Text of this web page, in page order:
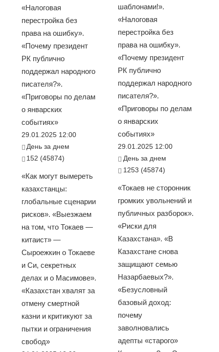
«Налоговая
перестройка без
права на ошибку».
«Почему президент
РК публично
поддержал народного
писателя?».
«Приговоры по делам
о январских
событиях»
29.01.2025 12:00
День за днем
152 (45874)
«Как могут вымереть
казахстанцы:
глобальные сценарии
рисков». «Выезжаем
на том, что Токаев —
китаист» —
Сыроежкин о Токаеве
и Си, секретных
делах и о Масимове».
«Казахстан хвалят за
отмену смертной
казни и критикуют за
пытки и ограничения
свобод»
шаблонами!».
«Налоговая
перестройка без
права на ошибку».
«Почему президент
РК публично
поддержал народного
писателя?».
«Приговоры по делам
о январских
событиях»
29.01.2025 12:00
День за днем
1253 (45874)
«Токаев не сторонник
громких увольнений и
публичных разборок».
«Риски для
Казахстана». «В
Казахстане снова
защищают семью
Назарбаевых?».
«Безусловный
базовый доход:
почему
заволновались
адепты «старого»